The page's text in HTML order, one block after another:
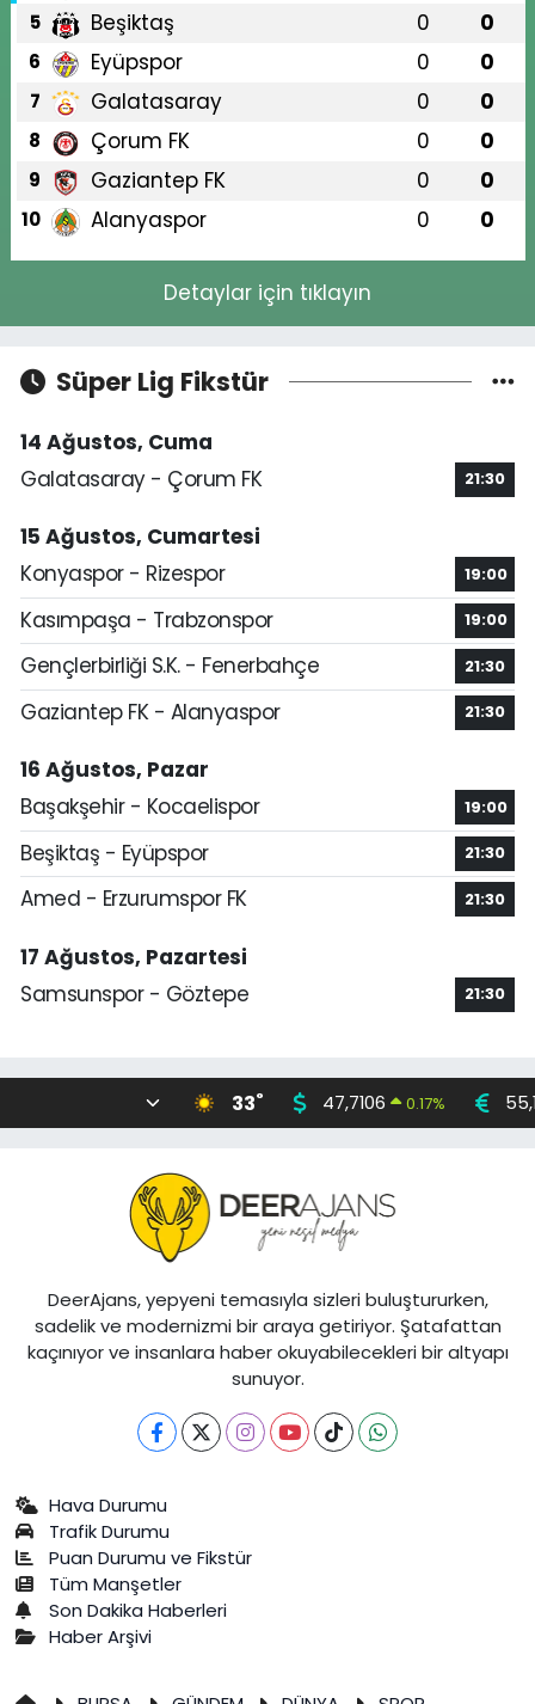
5 Beşiktaş 0 0
6 Eyüpspor 0 0
7 Galatasaray 0 0
8 Çorum FK 0 0
9 Gaziantep FK 0 0
10 Alanyaspor 0 0
Detaylar için tıklayın
Süper Lig Fikstür
14 Ağustos, Cuma
Galatasaray - Çorum FK
21:30
15 Ağustos, Cumartesi
Konyaspor - Rizespor
19:00
Kasımpaşa - Trabzonspor 19:00
Gençlerbirliği S.K. - Fenerbahçe 21:30
Gaziantep FK - Alanyaspor 21:30
16 Ağustos, Pazar
Başakşehir - Kocaelispor
19:00
Beşiktaş - Eyüpspor 21:30
Amed - Erzurumspor FK 21:30
17 Ağustos, Pazartesi
Samsunspor - Göztepe
21:30
33° 47,7106 0.17%
DeerAjans, yepyeni temasıyla sizleri buluştururken,
sadelik ve modernizmi bir araya getiriyor. Şatafattan
kaçınıyor ve insanlara haber okuyabilecekleri bir altyapı
sunuyor.
Hava Durumu
Trafik Durumu
Puan Durumu ve Fikstür
Tüm Manşetler
Son Dakika Haberleri
Haber Arşivi